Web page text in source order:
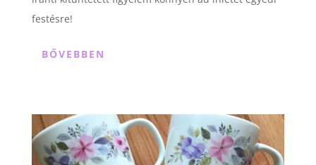
festésre!
BŐVEBBEN